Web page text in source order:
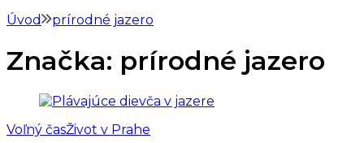
Úvod
prírodné jazero
Značka: prírodné jazero
Voľný časŽivot v Prahe